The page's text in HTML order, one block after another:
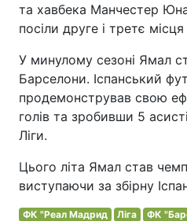
та хавбека Манчестер
посіли друге і третє місця
У минулому сезоні Ямал
Барселони. Іспанський
продемонстрував свою
голів та зробивши 5
Ліги.
Цього літа Ямал став
виступаючи за збірну
ФК "Реал Мадрид Ліга
ФК